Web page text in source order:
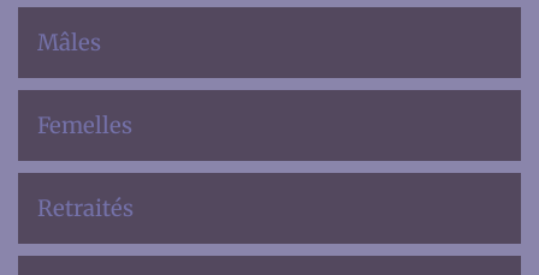
Mâles
Femelles
Retraités